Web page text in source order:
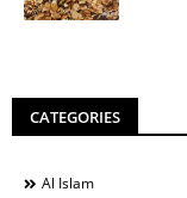
CATEGORIES
Al Islam